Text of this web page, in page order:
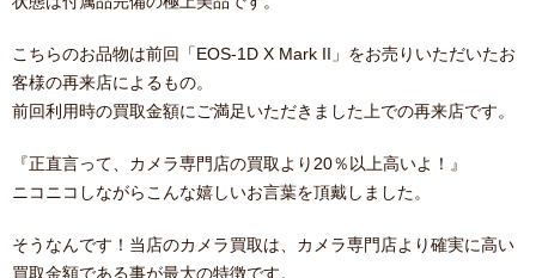
こちらのお品物は前回「EOS-1D X Mark II」をお売りいただいたお
客様の再来店によるもの。
前回利用時の買取金額にご満足いただきました上での再来店です。
『正直言って、カメラ専門店の買取より20％以上高いよ！』
ニコニコしながらこんな嬉しいお言葉を頂戴しました。
そうなんです！当店のカメラ買取は、カメラ専門店より確実に高い
買取金額である事が最大の特徴です。